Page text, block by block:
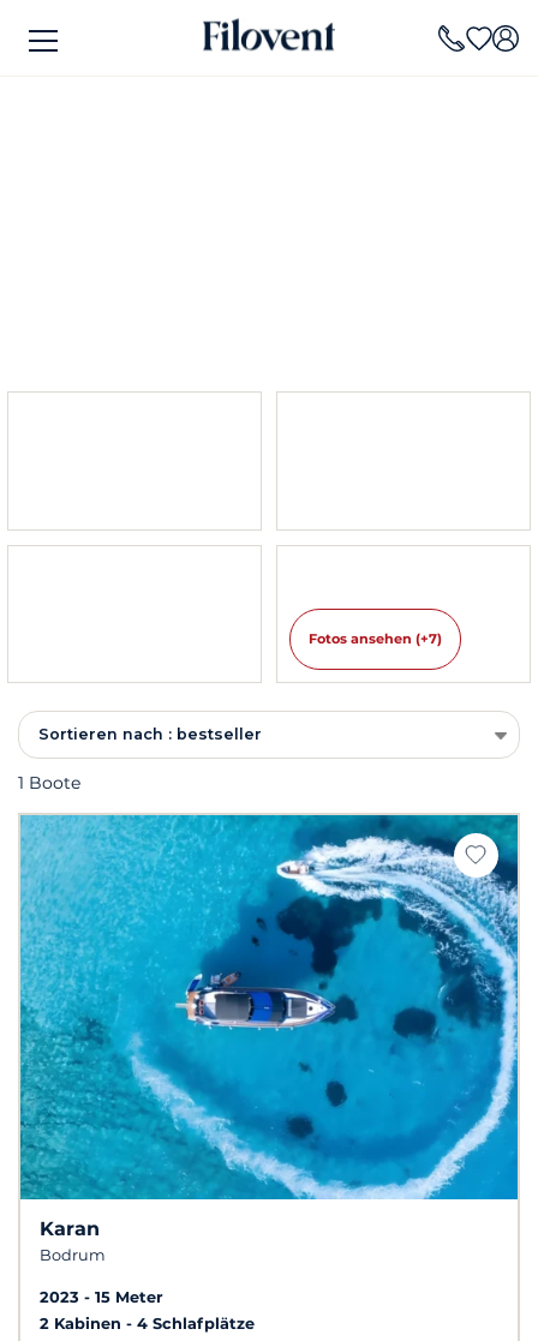
Fotos ansehen (+7)
Sortieren nach : bestseller
1 Boote
Karan
Bodrum
2023
15 Meter
2 Kabinen
4 Schlafplätze